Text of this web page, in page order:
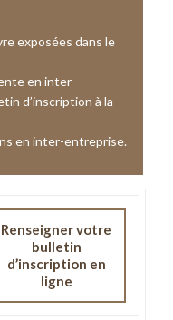
exposées dans le
en inter-
d’inscription à la
en inter-entreprise.
Renseigner votre
bulletin
d’inscription en
ligne